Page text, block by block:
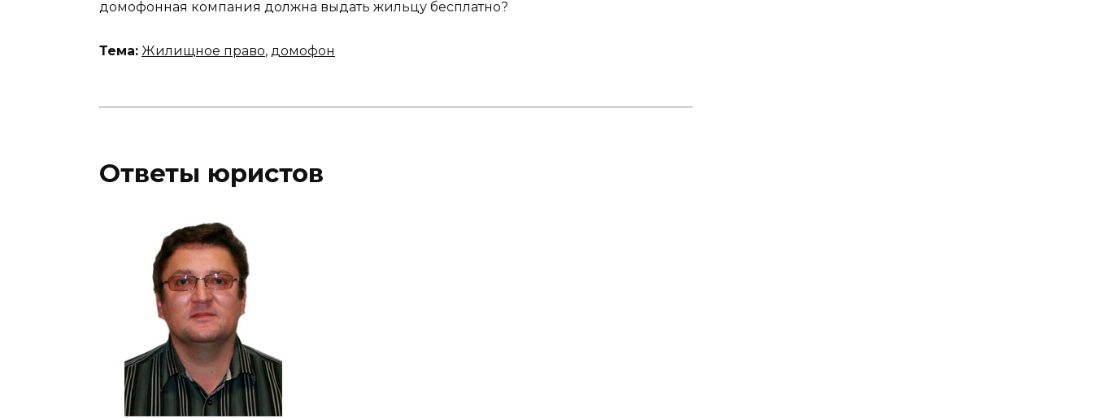
домофонная компания должна выдать жильцу бесплатно?
Тема: Жилищное право, домофон
Ответы юристов